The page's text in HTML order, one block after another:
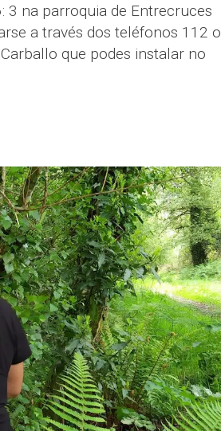
3 na parroquia de Entrecruces
a través dos teléfonos 112 o
que podes instalar no